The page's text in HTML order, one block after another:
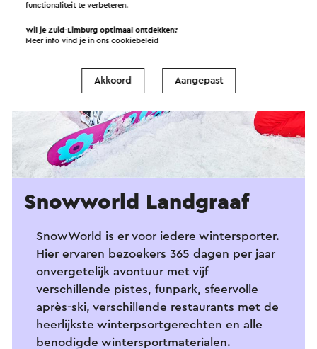
Snowworld Landgraaf
SnowWorld is er voor iedere wintersporter.
Hier ervaren bezoekers 365 dagen per jaar
onvergetelijk avontuur met vijf
verschillende pistes, funpark, sfeervolle
après-ski, verschillende restaurants met de
heerlijkste winterpsortgerechten en alle
benodigde wintersportmaterialen.
functionaliteit te verbeteren.
Wil je Zuid-Limburg optimaal ontdekken?
Meer info vind je in onscookiebeleid
Akkoord Aangepast